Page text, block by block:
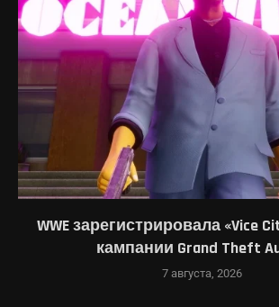
WWE зарегистрировала «Vice
кампании Grand Theft
7 августа, 2026